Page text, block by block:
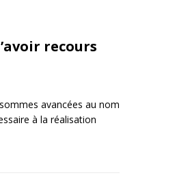
recours
avancées au nom
à la réalisation